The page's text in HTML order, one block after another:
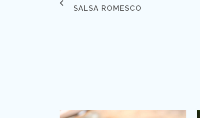
SALSA ROMESCO